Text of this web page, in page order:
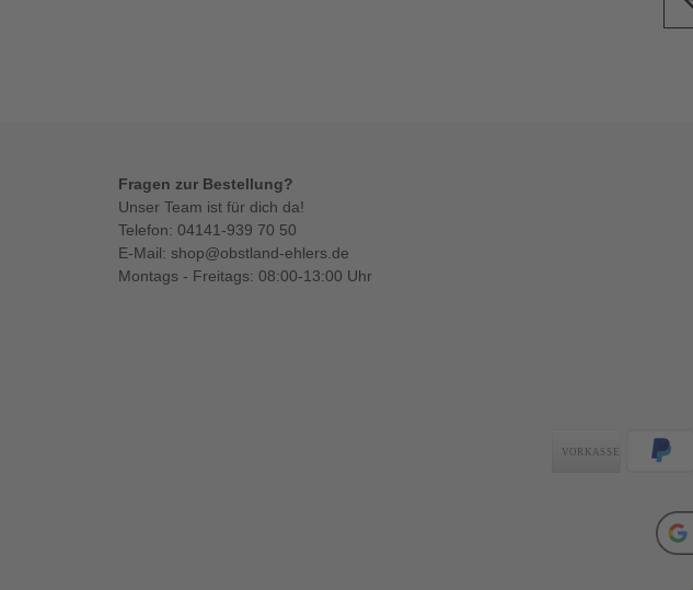
Fragen zur Bestellung?
Unser Team ist für dich da!
Telefon: 04141-939 70 50
E-Mail: shop@obstland-ehlers.de
Montags - Freitags: 08:00-13:00 Uhr